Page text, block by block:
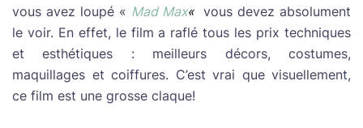
vous avez loupé « Mad Max« vous devez absolument
le voir. En effet, le film a raflé tous les prix techniques
et esthétiques : meilleurs décors, costumes,
maquillages et coiffures. C’est vrai que visuellement,
ce film est une grosse claque!